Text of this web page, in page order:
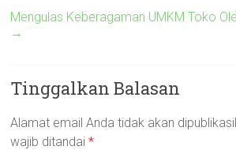
Mengulas Keberagaman UMKM Toko
→
Tinggalkan Balasan
Alamat email Anda tidak akan
wajib ditandai*